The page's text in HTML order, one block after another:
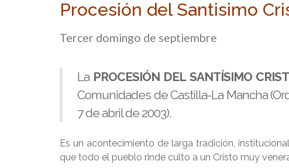
Procesión del Santisimo
Tercer domingo de septiembre
La PROCESIÓN DEL SANTÍSIMO
Comunidades de Castilla-La Mancha
7 de abril de 2003).
Es un acontecimiento de larga tradición,
que todo el pueblo rinde culto a un Cristo muy